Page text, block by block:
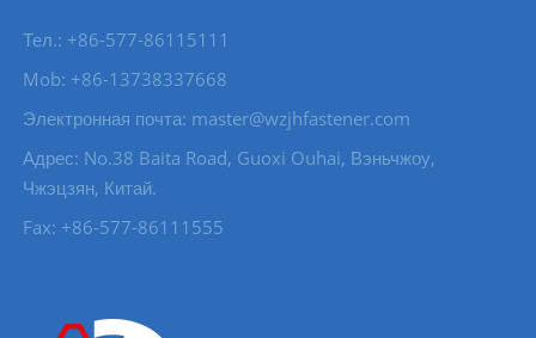
Тел.: +86-577-86115111
Mob: +86-13738337668
Электронная почта: master@wzjhfastener.com
Адрес: No.38 Baita Road, Guoxi Ouhai, Вэньчжоу,
Чжэцзян, Китай.
Fax: +86-577-86111555